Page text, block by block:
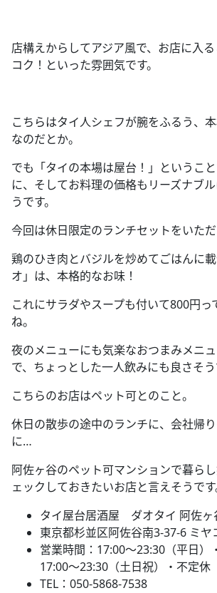
店構えからしてアジア風で、お店に入
コク！といった雰囲気です。
こちらはタイ人シェフが腕をふるう、
なのだとか。
でも「タイの本場は屋台！」というこ
に、そしてお料理の価格もリーズナブ
うです。
今回は休日限定のランチセットをいただ
鶏のひき肉とバジルを炒めてごはんに
オ」は、本格的なお味！
これにサラダやスープも付いて800円っ
ね。
夜のメニューにも気楽なおつまみメニ
で、ちょっとした一人飲みにも良さそう
こちらのお店はペット可とのこと。
休日の散歩の途中のランチに、会社帰
に…
阿佐ヶ谷のペット可マンションで暮ら
ェックしておきたいお店と言えそうです
タイ屋台居酒屋 ダオタイ 阿佐ヶ
東京都杉並区阿佐谷南3-37-6 ミヤ
営業時間： 17:00～23:30 （平日）・
17:00～23:30 （土日祝）・不定休
TEL ： 050-5868-7538